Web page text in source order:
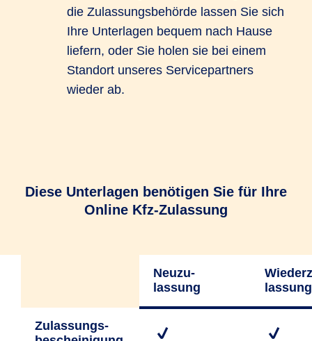
die Zulassungsbehörde lassen Sie sich
Ihre Unterlagen bequem nach Hause
liefern, oder Sie holen sie bei einem
Standort unseres Servicepartners
wieder ab.
Diese Unterlagen benötigen Sie für Ihre
Online Kfz-Zulassung
Neuzu­
lassung
lassung
Zulassungs­